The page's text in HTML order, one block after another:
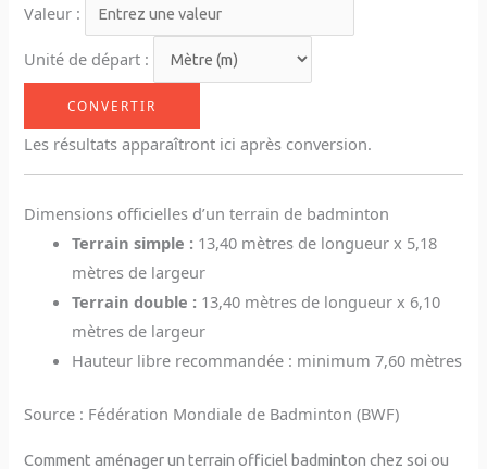
Valeur :
Unité de départ :
CONVERTIR
Les résultats apparaîtront ici après conversion.
Dimensions officielles d’un terrain de badminton
Terrain simple : 13,40 mètres de longueur x 5,18
mètres de largeur
Terrain double : 13,40 mètres de longueur x 6,10
mètres de largeur
Hauteur libre recommandée : minimum 7,60 mètres
Source : Fédération Mondiale de Badminton (BWF)
Comment aménager un terrain officiel badminton chez soi ou